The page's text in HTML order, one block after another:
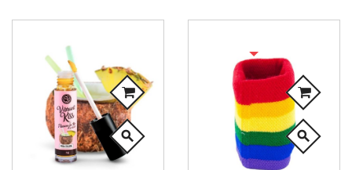
search search